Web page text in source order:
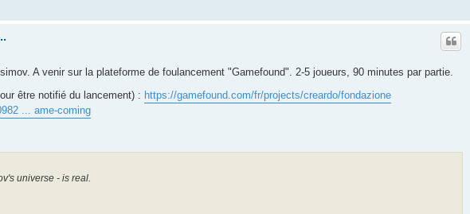
A venir sur la plateforme de foulancement "Gamefound". 2-5 joueurs, 90 minutes par partie.
être notifié du lancement) : https://gamefound.com/fr/projects/creardo/fondazione
... ame-coming
universe - is real.